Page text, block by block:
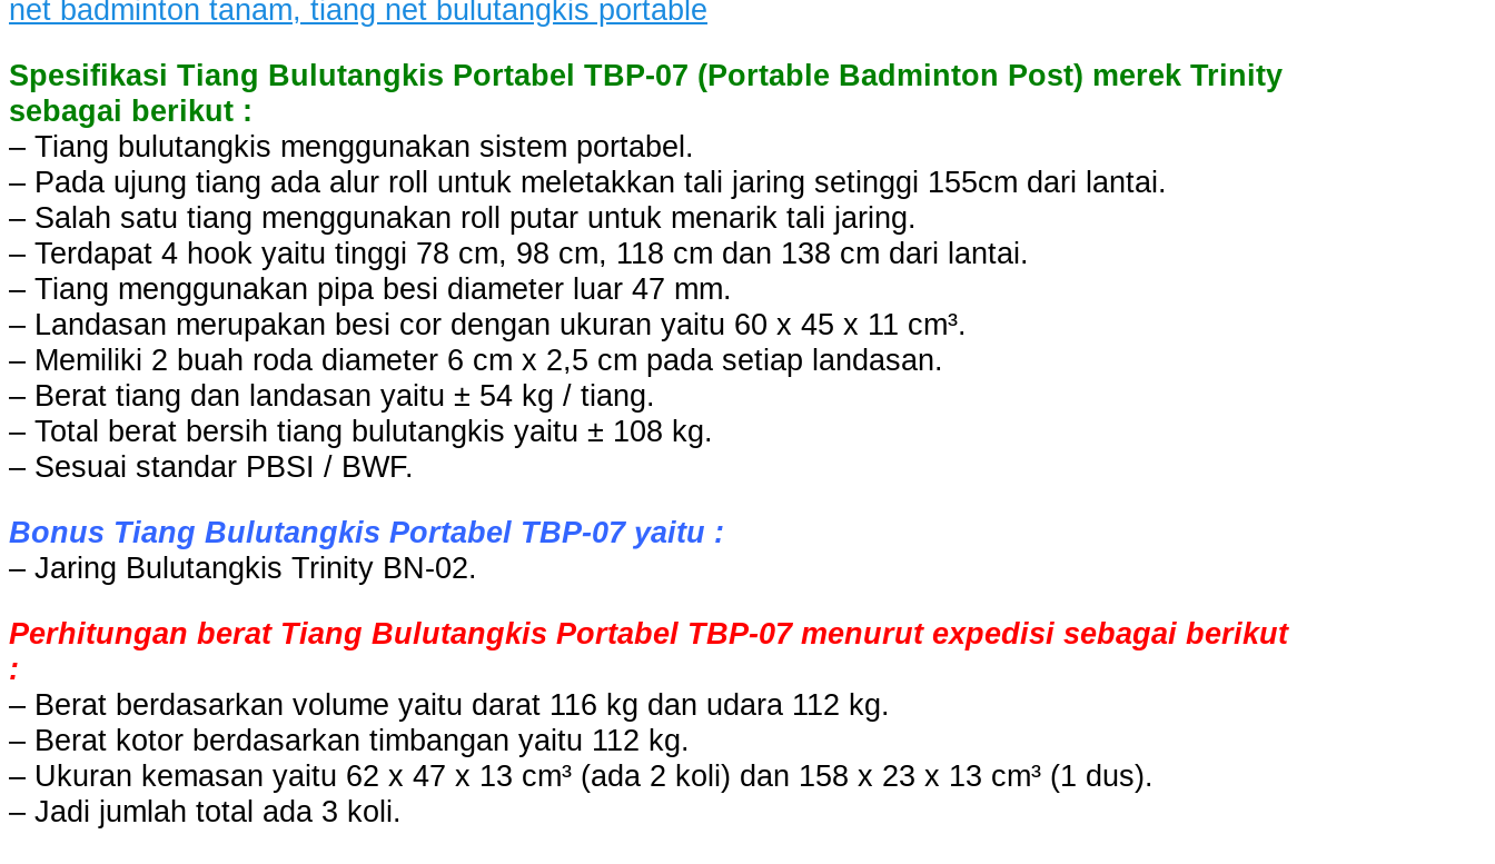
Spesifikasi Tiang Bulutangkis Portabel TBP-07 (Portable Badminton Post) merek Trinity
sebagai berikut :
– Tiang bulutangkis menggunakan sistem portabel.
– Pada ujung tiang ada alur roll untuk meletakkan tali jaring setinggi 155cm dari lantai.
– Salah satu tiang menggunakan roll putar untuk menarik tali jaring.
– Terdapat 4 hook yaitu tinggi 78 cm, 98 cm, 118 cm dan 138 cm dari lantai.
– Tiang menggunakan pipa besi diameter luar 47 mm.
– Landasan merupakan besi cor dengan ukuran yaitu 60 x 45 x 11 cm³.
– Memiliki 2 buah roda diameter 6 cm x 2,5 cm pada setiap landasan.
– Berat tiang dan landasan yaitu ± 54 kg / tiang.
– Total berat bersih tiang bulutangkis yaitu ± 108 kg.
– Sesuai standar PBSI / BWF.
Bonus Tiang Bulutangkis Portabel TBP-07 yaitu :
– Jaring Bulutangkis Trinity BN-02.
Perhitungan berat Tiang Bulutangkis Portabel TBP-07 menurut expedisi sebagai berikut
:
– Berat berdasarkan volume yaitu darat 116 kg dan udara 112 kg.
– Berat kotor berdasarkan timbangan yaitu 112 kg.
– Ukuran kemasan yaitu 62 x 47 x 13 cm³ (ada 2 koli) dan 158 x 23 x 13 cm³ (1 dus).
– Jadi jumlah total ada 3 koli.